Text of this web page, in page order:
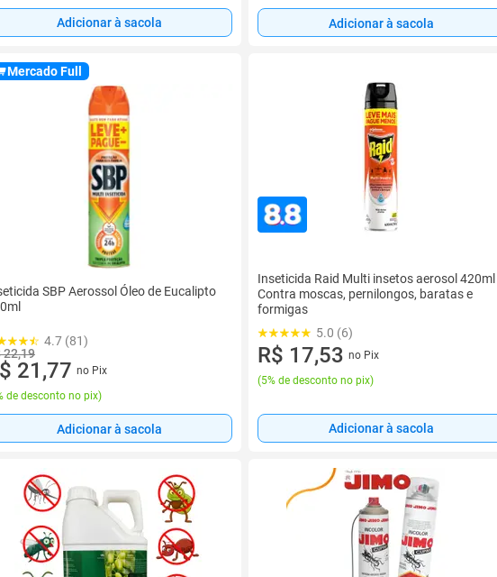
Adicionar à sacola Adicionar à sacola
Mercado Full
SBP Aerossol Óleo de Eucalipto
4.7 (81)
22,19
21,77 no Pix
de desconto no pix)
Adicionar à sacola
Inseticida Raid Multi insetos aerosol 420ml
Contra moscas, pernilongos, baratas e
formigas
5.0 (6)
R$ 17,53 no Pix
(5% de desconto no pix)
Adicionar à sacola